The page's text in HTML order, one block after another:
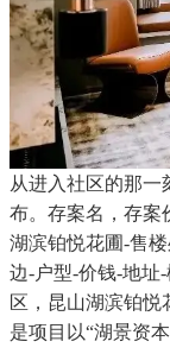
从进入社区的那一
布。存案名，存案
湖滨铂悦花圃-售
边-户型-价钱-地址
区，昆山湖滨铂悦
是项目以“湖景资